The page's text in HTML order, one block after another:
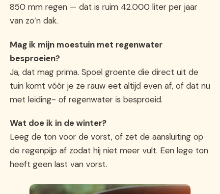
850 mm regen — dat is ruim 42.000 liter per jaar
van zo’n dak.
Mag ik mijn moestuin met regenwater
besproeien?
Ja, dat mag prima. Spoel groente die direct uit de
tuin komt vóór je ze rauw eet altijd even af, of dat nu
met leiding- of regenwater is besproeid.
Wat doe ik in de winter?
Leeg de ton voor de vorst, of zet de aansluiting op
de regenpijp af zodat hij niet meer vult. Een lege ton
heeft geen last van vorst.